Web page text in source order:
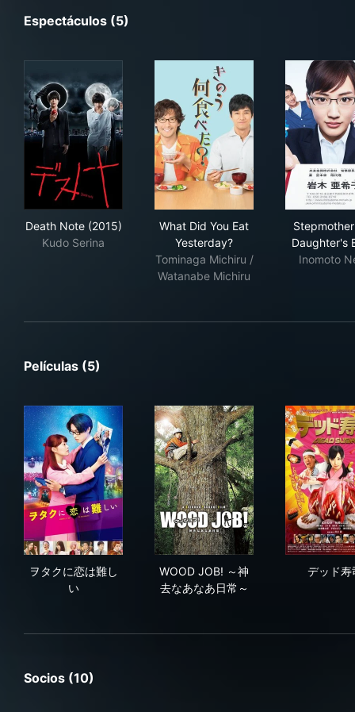
Espectáculos (5)
Death Note (2015)
Kudo Serina
What Did You Eat
Yesterday?
Tominaga Michiru /
Watanabe Michiru
Daughter's
Inomoto
Películas (5)
ヲタクに恋は難し
い
WOOD JOB! ～神
去なあなあ日常～
デッド寿
Socios (10)